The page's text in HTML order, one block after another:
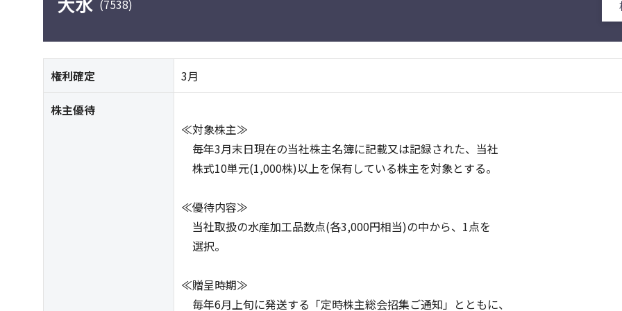
(7538)
権利確定 3月
株主優待
≪対象株主≫
毎年3月末日現在の当社株主名簿に記載又は記録された、当社
株式10単元(1,000株)以上を保有している株主を対象とする。
≪優待内容≫
当社取扱の水産加工品数点(各3,000円相当)の中から、1点を
選択。
≪贈呈時期≫
毎年6月上旬に発送する「定時株主総会招集ご通知」とともに、